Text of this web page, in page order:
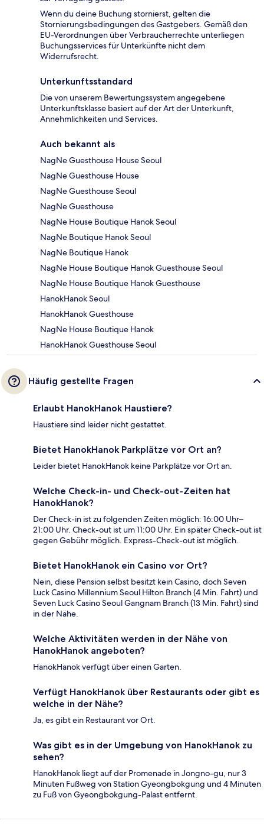
Wenn du deine Buchung stornierst, gelten die
Stornierungsbedingungen des Gastgebers. Gemäß den
EU-Verordnungen über Verbraucherrechte unterliegen
Buchungsservices für Unterkünfte nicht dem
Widerrufsrecht.
Unterkunftsstandard
Die von unserem Bewertungssystem angegebene
Unterkunftsklasse basiert auf der Art der Unterkunft,
Annehmlichkeiten und Services.
Auch bekannt als
NagNe Guesthouse House Seoul
NagNe Guesthouse House
NagNe Guesthouse Seoul
NagNe Guesthouse
NagNe House Boutique Hanok Seoul
NagNe Boutique Hanok Seoul
NagNe Boutique Hanok
NagNe House Boutique Hanok Guesthouse Seoul
NagNe House Boutique Hanok Guesthouse
HanokHanok Seoul
HanokHanok Guesthouse
NagNe House Boutique Hanok
HanokHanok Guesthouse Seoul
Häufig gestellte Fragen
Erlaubt HanokHanok Haustiere?
Haustiere sind leider nicht gestattet.
Bietet HanokHanok Parkplätze vor Ort an?
Leider bietet HanokHanok keine Parkplätze vor Ort an.
Welche Check-in- und Check-out-Zeiten hat
HanokHanok?
Der Check-in ist zu folgenden Zeiten möglich: 16:00 Uhr–
21:00 Uhr. Check-out ist um 11:00 Uhr. Ein später Check-out ist
gegen Gebühr möglich. Express-Check-out ist möglich.
Bietet HanokHanok ein Casino vor Ort?
Nein, diese Pension selbst besitzt kein Casino, doch Seven
Luck Casino Millennium Seoul Hilton Branch (4 Min. Fahrt) und
Seven Luck Casino Seoul Gangnam Branch (13 Min. Fahrt) sind
in der Nähe.
Welche Aktivitäten werden in der Nähe von
HanokHanok angeboten?
HanokHanok verfügt über einen Garten.
Verfügt HanokHanok über Restaurants oder gibt es
welche in der Nähe?
Ja, es gibt ein Restaurant vor Ort.
Was gibt es in der Umgebung von HanokHanok zu
sehen?
HanokHanok liegt auf der Promenade in Jongno-gu, nur 3
Minuten Fußweg von Station Gyeongbokgung und 4 Minuten
zu Fuß von Gyeongbokgung-Palast entfernt.